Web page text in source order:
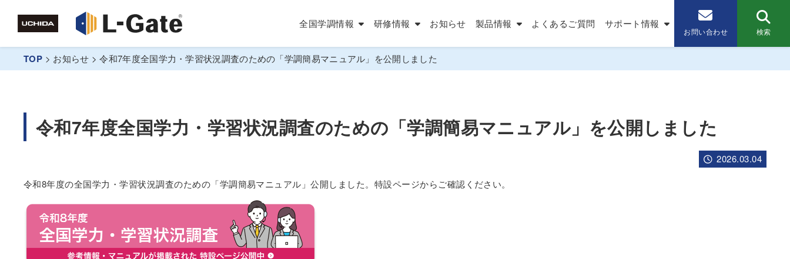
全国学調情報 研修情報 お知らせ 製品情報 よくあるご質問 サポート情報
お問い合わせ 検索
TOP > お知らせ >令和7年度全国学力・学習状況調査のための「学調簡易マニュアル」を公開しました
令和7年度全国学力・学習状況調査のための「学調簡易マニュアル」を公開しました
2026.03.04
令和8年度の全国学力・学習状況調査のための「学調簡易マニュアル」公開しました。特設ページからご確認ください。